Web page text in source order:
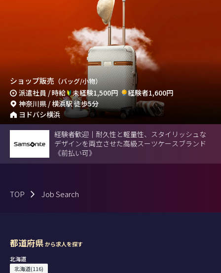
ショップ販売 （バッグ/小物）
派遣社員 / 時給 未経験1,500円
経験者1,600円
神奈川県 / 横浜駅 徒歩5分
ヨドバシ横浜
経験者歓迎｜耐久性と軽量性、スタイリッシュな
デザインを両立させた高級スーツケースブランド
《前払い可》
TOP Job Search
都道府県から求人を探す
北海道
北海道(116)